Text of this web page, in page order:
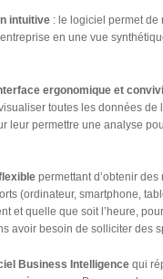
intuitive : le logiciel permet de
en une vue
ergonomique et
toutes les données de
leur permettre une analyse
permettant d’obtenir
(ordinateur, smartphone,
et quelle que soit l’heure,
avoir besoin de solliciter des
Business Intelligencequi